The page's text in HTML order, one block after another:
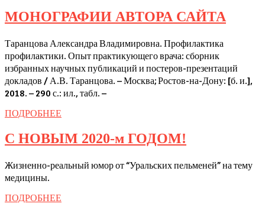
ВОДНЫХ
РЕСУРСОВ
МОНОГРАФИИ АВТОРА САЙТА
Таранцова Александра Владимировна. Профилактика
профилактики. Опыт практикующего врача: сборник
избранных научных публикаций и постеров-презентаций
докладов / А.В. Таранцова. – Москва; Ростов-на-Дону: [б. и.],
2018. – 290 с.: ил., табл. –
ПОДРОБНЕЕ
С НОВЫМ 2020-м ГОДОМ!
2020-
Жизненно-реальный юмор от “Уральских пельменей” на тему
медицины.
ПОДРОБНЕЕ